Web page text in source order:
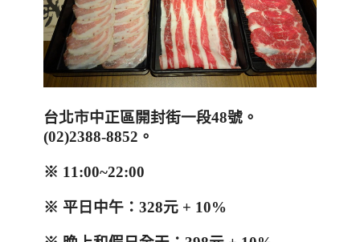
台北市中正區開封街一段48號。
(02)2388-8852 。
※ 11:00~22:00
※ 平日中午： 328元 + 10%